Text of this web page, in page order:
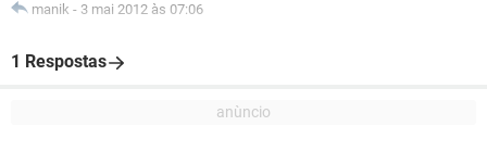
manik - 3 mai 2012 às 07:06
1 Respostas